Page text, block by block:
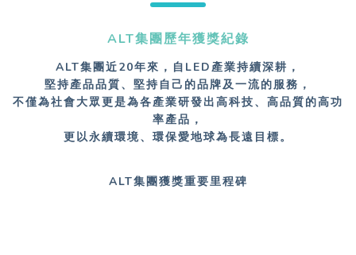
ALT集團歷年獲獎紀錄
ALT集團近20年來，自LED產業持續深耕，
堅持產品品質、堅持自己的品牌及一流的服務，
不僅為社會大眾更是為各產業研發出高科技、高品質的高功
率產品，
更以永續環境、環保愛地球為長遠目標。
ALT集團獲獎重要里程碑